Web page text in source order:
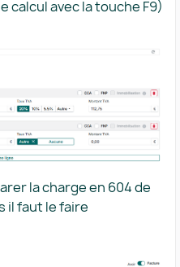
calcul avec la touche F9)
la charge en 604 de
il faut le faire